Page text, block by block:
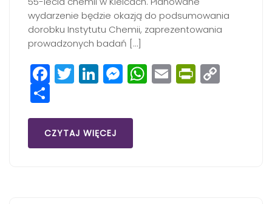
wydarzenie będzie okazją do podsumowania
dorobku Instytutu Chemii, zaprezentowania
prowadzonych badań […]
Facebook
Twitter
LinkedIn
Messenger
WhatsApp
Email
Share
CZYTAJ WIĘCEJ